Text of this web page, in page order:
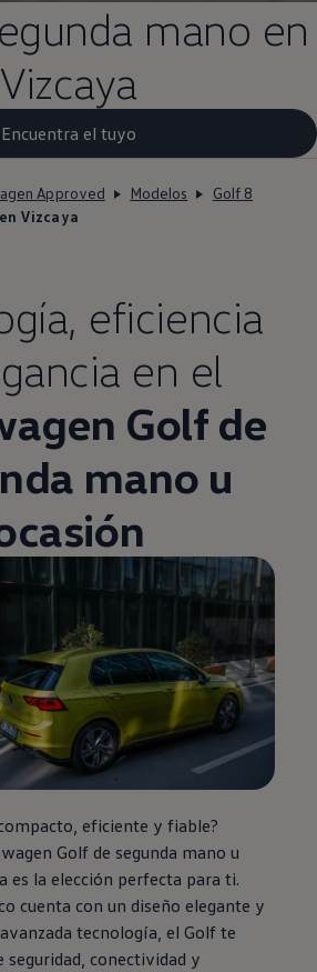
mano en
Vizcaya
Encuentra el tuyo
Approved Modelos
Golf 8
Vizcaya
eficiencia
en el
Golfde
mano u
eficiente y fiable?
Golf de segunda mano u
es la elección perfecta para ti.
cuenta con un diseño elegante y
tecnología, el Golf te
seguridad, conectividad y